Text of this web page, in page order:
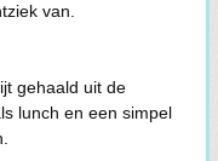
van.
gehaald uit de
lunch en een simpel